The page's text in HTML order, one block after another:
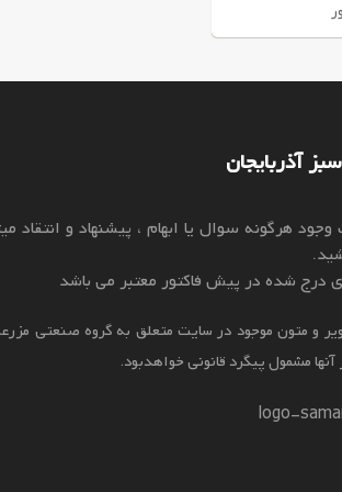
آذربایجان
هرگونه سوال یا ابهام ، پیشنهاد و انتقاد
درج شده در پیش فاکتور معتبر می باشد
و متون موجود در سایت متعلق به گروه صنعتی
آنها مشمول پیگرد قانونی خواهدبود.